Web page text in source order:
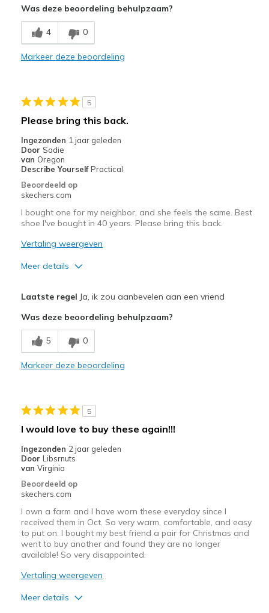
Minpunten
Possibly not waterproof for wet conditions
Possibly wear out quickly due to overwear!
All day, every day!
Casual Wear
Travel
Width
Feels true to width
Sizing
View On Shoes
Was deze beoordeling behulpzaam?
4 0
Markeer deze beoordeling
5
Please bring this back.
Ingezonden 1 jaar geleden
Door Sadie
van Oregon
Describe Yourself Practical
Beoordeeld op
skechers.com
I bought one for my neighbor, and she feels the same. Best
shoe I've bought in 40 years. Please bring this back.
Vertaling weergeven
Meer details
Comfortable
Beste toepassingen
Everywhere, all the time
Sizing
View On Shoes
Shoes are for Wearing
Laatste regel Ja, ik zou aanbevelen aan een vriend
Was deze beoordeling behulpzaam?
5 0
Markeer deze beoordeling
5
I would love to buy these again!!!
Ingezonden 2 jaar geleden
Door Libsrnuts
van Virginia
Beoordeeld op
skechers.com
I own a farm and I have worn these everyday since I
received them in Oct. So very warm, comfortable, and easy
to put on. I bought my best friend a pair for Christmas and
went to buy another and found they are no longer
available! So very disappointed.
Vertaling weergeven
Meer details